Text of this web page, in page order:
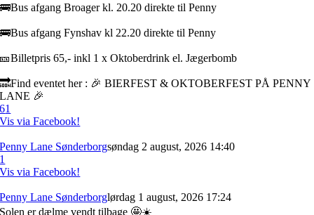
🚌Bus afgang Broager kl. 20.20 direkte til Penny
🚌Bus afgang Fynshav kl 22.20 direkte til Penny
🎫Billetpris 65,- inkl 1 x Oktoberdrink el. Jægerbomb
🔜Find eventet her : 🎉 BIERFEST & OKTOBERFEST PÅ PENNY
LANE 🎉
61
Vis via Facebook!
Penny Lane Sønderborgsøndag 2 august, 2026 14:40
1
Vis via Facebook!
Penny Lane Sønderborglørdag 1 august, 2026 17:24
Solen er dælme vendt tilbage 🤩☀️